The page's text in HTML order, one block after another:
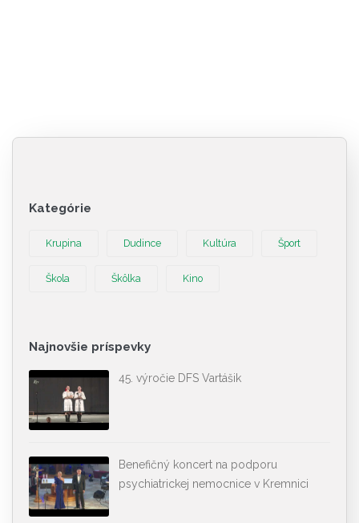
Kategórie
Krupina Dudince Kultúra Šport
Škola Škôlka Kino
Najnovšie príspevky
45. výročie DFS Vartášik
Benefičný koncert na podporu
psychiatrickej nemocnice v Kremnici